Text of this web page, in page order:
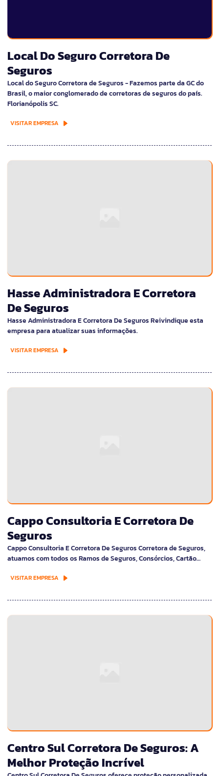
Local Do Seguro Corretora De
Seguros
Local do Seguro Corretora de Seguros - Fazemos parte da GC do
Brasil, o maior conglomerado de corretoras de seguros do país.
Florianópolis SC.
VISITAR EMPRESA
Hasse Administradora E Corretora
De Seguros
Hasse Administradora E Corretora De Seguros Reivindique esta
empresa para atualizar suas informações.
VISITAR EMPRESA
Cappo Consultoria E Corretora De
Seguros
Cappo Consultoria E Corretora De Seguros Corretora de Seguros,
atuamos com todos os Ramos de Seguros, Consórcios, Cartão…
VISITAR EMPRESA
Centro Sul Corretora De Seguros: A
Melhor Proteção Incrível